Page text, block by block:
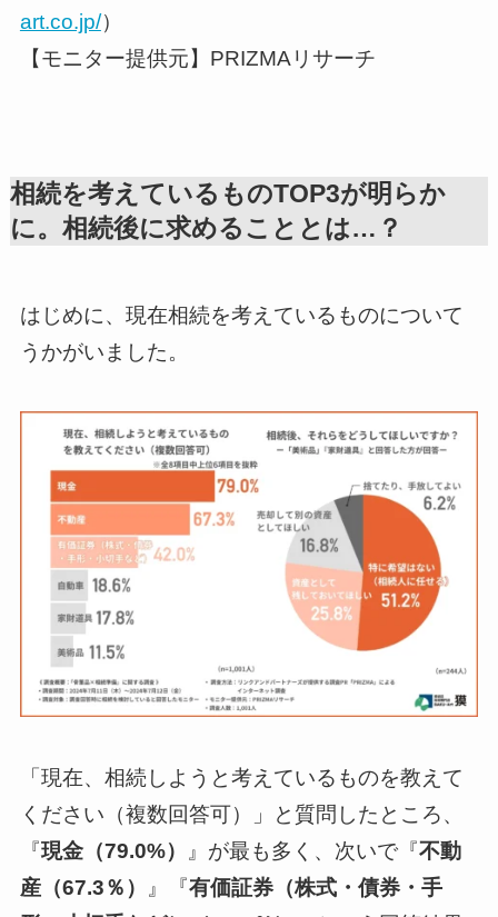
art.co.jp/）
【モニター提供元】PRIZMAリサーチ
相続を考えているものTOP3が明らか
に。相続後に求めることとは…？
はじめに、現在相続を考えているものについて
うかがいました。
「現在、相続しようと考えているものを教えて
ください（複数回答可）」と質問したところ、
『現金（79.0%） 』が最も多く、次いで『不動
産（67.3％）
』『有価証券（株式・債券・手